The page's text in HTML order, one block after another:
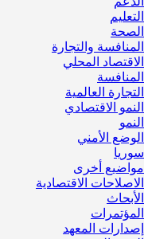
التعليم
الصحة
المنافسة والتجارة
الاقتصاد المحلي
المنافسة
التجارة العالمية
النمو الاقتصادي
النمو
الوضع الأمني
سوريا
مواضيع أخرى
الاصلاحات الاقتصادية
الأبحاث
المؤتمرات
إصدارات المعهد